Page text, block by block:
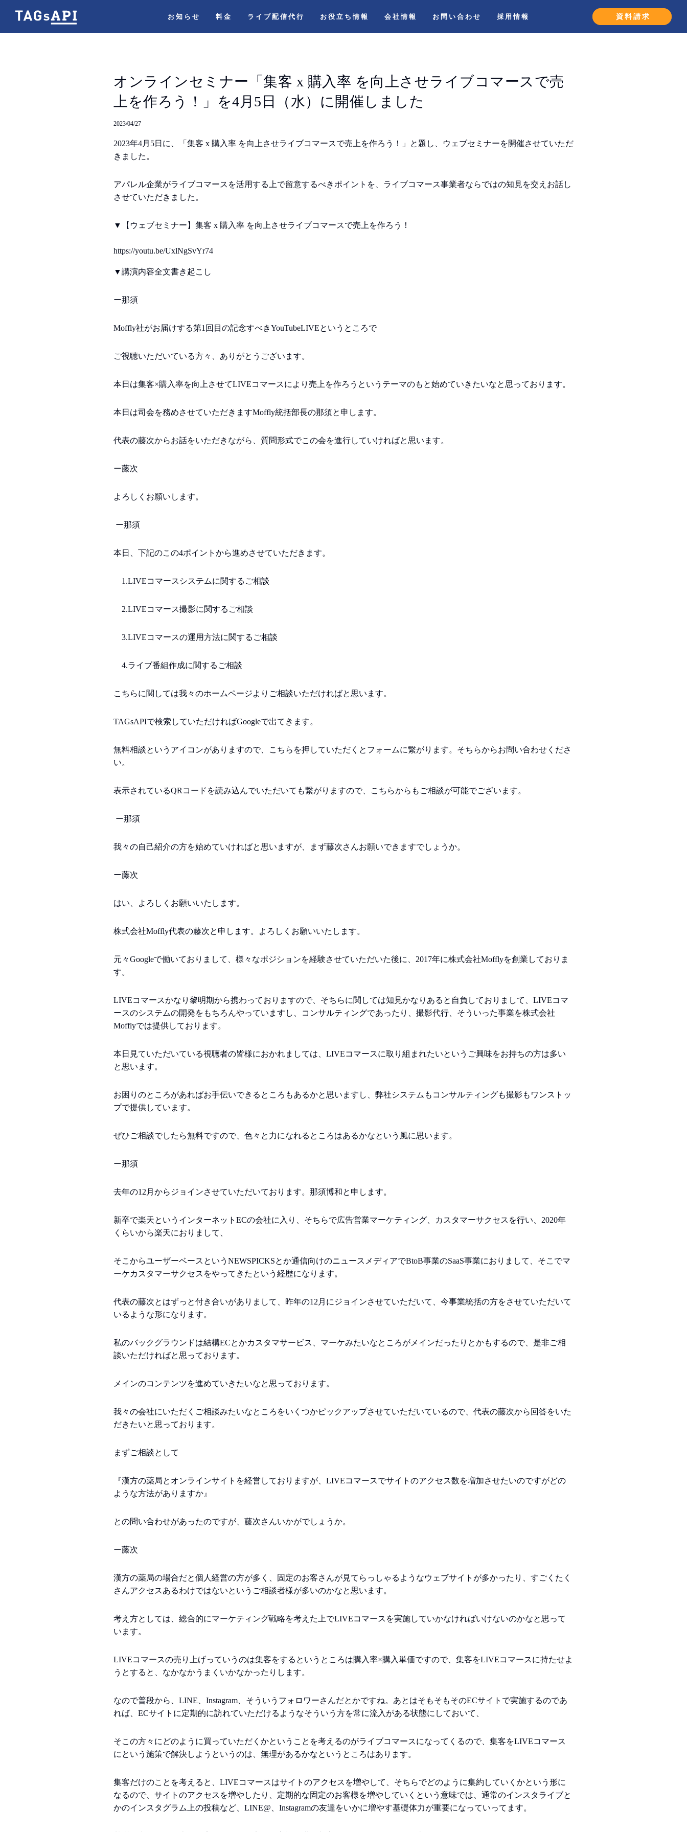
お知らせ 料金 ライブ配信代行 お役立ち情報 会社情報 お問い合わせ 採用情報 資料請求
オンラインセミナー「集客 x 購入率 を向上させライブコマースで売
上を作ろう！」を4月5日（水）に開催しました
2023/04/27
2023年4月5日に、「集客 x 購入率 を向上させライブコマースで売上を作ろう！」と題し、ウェブセミナーを開催させていただ
きました。
アパレル企業がライブコマースを活用する上で留意するべきポイントを、ライブコマース事業者ならではの知見を交えお話し
させていただきました。
▼【ウェブセミナー】集客 x 購入率 を向上させライブコマースで売上を作ろう！
https://youtu.be/UxlNgSvYr74
▼講演内容全文書き起こし
ー那須
Moffly社がお届けする第1回目の記念すべきYouTubeLIVEというところで
ご視聴いただいている方々、ありがとうございます。
本日は集客×購入率を向上させてLIVEコマースにより売上を作ろうというテーマのもと始めていきたいなと思っております。
本日は司会を務めさせていただきますMoffly統括部長の那須と申します。
代表の藤次からお話をいただきながら、質問形式でこの会を進行していければと思います。
ー藤次
よろしくお願いします。
ー那須
本日、下記のこの4ポイントから進めさせていただきます。
1.LIVEコマースシステムに関するご相談
2.LIVEコマース撮影に関するご相談
3.LIVEコマースの運用方法に関するご相談
4.ライブ番組作成に関するご相談
こちらに関しては我々のホームページよりご相談いただければと思います。
TAGsAPIで検索していただければGoogleで出てきます。
無料相談というアイコンがありますので、こちらを押していただくとフォームに繋がります。そちらからお問い合わせくださ
い。
表示されているQRコードを読み込んでいただいても繋がりますので、こちらからもご相談が可能でございます。
ー那須
我々の自己紹介の方を始めていければと思いますが、まず藤次さんお願いできますでしょうか。
ー藤次
はい、よろしくお願いいたします。
株式会社Moffly代表の藤次と申します。よろしくお願いいたします。
元々Googleで働いておりまして、様々なポジションを経験させていただいた後に、2017年に株式会社Mofflyを創業しておりま
す。
LIVEコマースかなり黎明期から携わっておりますので、そちらに関しては知見かなりあると自負しておりまして、LIVEコマ
ースのシステムの開発をもちろんやっていますし、コンサルティングであったり、撮影代行、そういった事業を株式会社
Mofflyでは提供しております。
本日見ていただいている視聴者の皆様におかれましては、LIVEコマースに取り組まれたいというご興味をお持ちの方は多い
と思います。
お困りのところがあればお手伝いできるところもあるかと思いますし、弊社システムもコンサルティングも撮影もワンストッ
プで提供しています。
ぜひご相談でしたら無料ですので、色々と力になれるところはあるかなという風に思います。
ー那須
去年の12月からジョインさせていただいております。那須博和と申します。
新卒で楽天というインターネットECの会社に入り、そちらで広告営業マーケティング、カスタマーサクセスを行い、2020年
くらいから楽天におりまして、
そこからユーザーベースというNEWSPICKSとか通信向けのニュースメディアでBtoB事業のSaaS事業におりまして、そこでマ
ーケカスタマーサクセスをやってきたという経歴になります。
代表の藤次とはずっと付き合いがありまして、昨年の12月にジョインさせていただいて、今事業統括の方をさせていただいて
いるような形になります。
私のバックグラウンドは結構ECとかカスタマサービス、マーケみたいなところがメインだったりとかもするので、是非ご相
談いただければと思っております。
メインのコンテンツを進めていきたいなと思っております。
我々の会社にいただくご相談みたいなところをいくつかピックアップさせていただいているので、代表の藤次から回答をいた
だきたいと思っております。
まずご相談として
『漢方の薬局とオンラインサイトを経営しておりますが、LIVEコマースでサイトのアクセス数を増加させたいのですがどの
ような方法がありますか』
との問い合わせがあったのですが、藤次さんいかがでしょうか。
ー藤次
漢方の薬局の場合だと個人経営の方が多く、固定のお客さんが見てらっしゃるようなウェブサイトが多かったり、すごくたく
さんアクセスあるわけではないというご相談者様が多いのかなと思います。
考え方としては、総合的にマーケティング戦略を考えた上でLIVEコマースを実施していかなければいけないのかなと思って
います。
LIVEコマースの売り上げっていうのは集客をするというところは購入率×購入単価ですので、集客をLIVEコマースに持たせよ
うとすると、なかなかうまくいかなかったりします。
なので普段から、LINE、Instagram、そういうフォロワーさんだとかですね。あとはそもそもそのECサイトで実施するのであ
れば、ECサイトに定期的に訪れていただけるようなそういう方を常に流入がある状態にしておいて、
そこの方々にどのように買っていただくかということを考えるのがライブコマースになってくるので、集客をLIVEコマース
にという施策で解決しようというのは、無理があるかなというところはあります。
集客だけのことを考えると、LIVEコマースはサイトのアクセスを増やして、そちらでどのように集約していくかという形に
なるので、サイトのアクセスを増やしたり、定期的な固定のお客様を増やしていくという意味では、通常のインスタライブと
かのインスタグラム上の投稿など、LINE@、Instagramの友達をいかに増やす基礎体力が重要になっていってます。